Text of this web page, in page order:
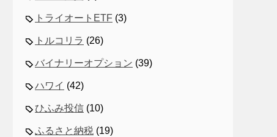
トライオートETF (3)
トルコリラ (26)
バイナリーオプション (39)
ハワイ (42)
ひふみ投信 (10)
ふるさと納税 (19)